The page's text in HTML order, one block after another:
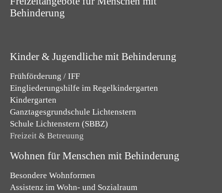
Behinderung
Kinder & Jugendliche mit Behinderung
Frühförderung / IFF
Eingliederungshilfe im Regelkindergarten
Kindergarten
Ganztagesgrundschule Lichtenstern
Schule Lichtenstern (SBBZ)
Freizeit & Betreuung
Wohnen für Menschen mit Behinderung
Besondere Wohnformen
Assistenz im Wohn- und Sozialraum